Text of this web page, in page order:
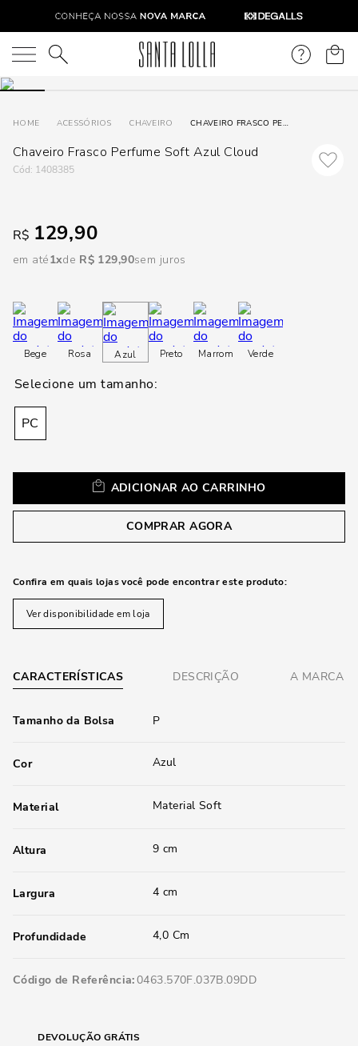
O que você está procurando?
ACESSÓRIOS CHAVEIRO CHAVEIRO FRASCO PERFUME SOFT AZUL CLOUD
Chaveiro Frasco Perfume Soft Azul Cloud
: 1408385
R$ 129,90
em até1 R$ 129,90sem juros
Bege Rosa Azul Preto Marrom Verde
PC
ADICIONAR AO CARRINHO
COMPRAR AGORA
Confira em quais lojas você pode encontrar este produto:
Ver disponibilidade em loja
CARACTERÍSTICAS DESCRIÇÃO A MARCA
Tamanho da Bolsa P
Cor Azul
Material Material Soft
Altura 9 cm
Largura 4 cm
Profundidade 4,0 Cm
Código de Referência 0463.570F.037B.09DD
DEVOLUÇÃO GRÁTIS